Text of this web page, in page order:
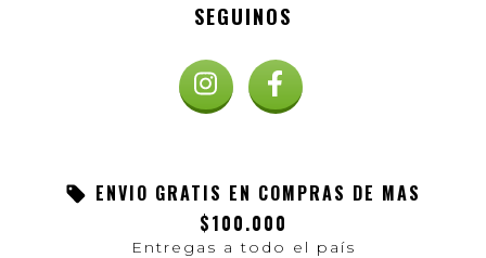
SEGUINOS
ENVIO GRATIS EN COMPRAS DE MAS
$100.000
Entregas a todo el país